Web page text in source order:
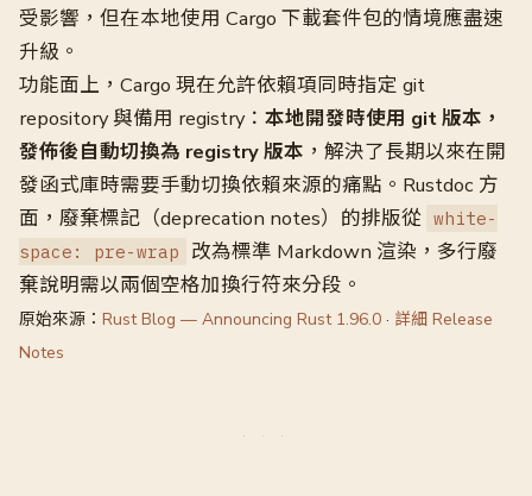
受影響，但在本地使用 Cargo 下載套件包的情境應盡速
升級。
功能面上，Cargo 現在允許依賴項同時指定 git
repository 與備用 registry： 本地開發時使用 git 版本，
發佈後自動切換為 registry 版本 ，解決了長期以來在開
發函式庫時需要手動切換依賴來源的痛點。Rustdoc 方
面，廢棄標記（deprecation notes）的排版從 white-
space: pre-wrap
改為標準 Markdown 渲染，多行廢
棄說明需以兩個空格加換行符來分段。
原始來源： Rust Blog — Announcing Rust 1.96.0 · 詳細 Release
Notes